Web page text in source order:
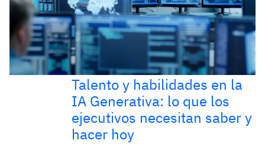
Talento y habilidades en la
IA Generativa: lo que los
ejecutivos necesitan saber y
hacer hoy